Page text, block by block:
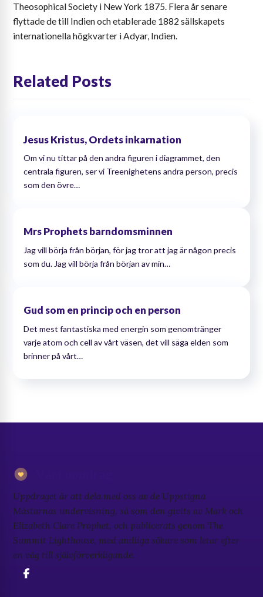
Theosophical Society i New York 1875. Flera år senare
flyttade de till Indien och etablerade 1882 sällskapets
internationella högkvarter i Adyar, Indien.
Related Posts
Jesus Kristus, Ordets inkarnation
Om vi ​​nu tittar på den andra figuren i diagrammet, den
centrala figuren, ser vi Treenighetens andra person, precis
som den övre…
Mrs Prophets barndomsminnen
Jag vill börja från början, för jag tror att jag är någon precis
som du. Jag vill börja från början av min…
Gud som en princip och en person
Det mest fantastiska med energin som genomtränger
varje atom och cell av vårt väsen, det vill säga elden som
brinner på vårt…
Uppdraget är att dela med oss av de Uppstigna
Mästarnas undervisning, så som den givits av Mark och
Elizabeth Clare Prophet, och publicerats genom The
Summit Lighthouse, med andliga sökare som letar efter
en väg till självförverkligande.